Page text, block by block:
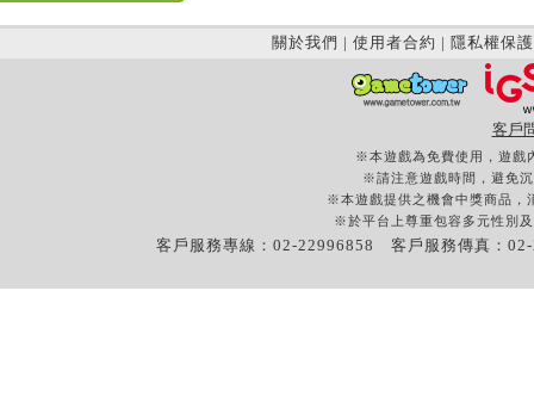
關於我們 | 使用者合約 | 隱私權保護
客戶
※本遊戲為免費使用，遊戲
※請注意遊戲時間，避免
※本遊戲提供之機會中獎商品，
※於平台上尊重包容多元性別
客戶服務專線：02-22996858 客戶服務傳真：